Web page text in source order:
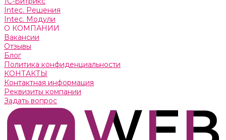
Intec. Решения
Intec. Модули
О КОМПАНИИ
Вакансии
Отзывы
Блог
Политика конфиденциальности
КОНТАКТЫ
Контактная информация
Реквизиты компании
Задать вопрос